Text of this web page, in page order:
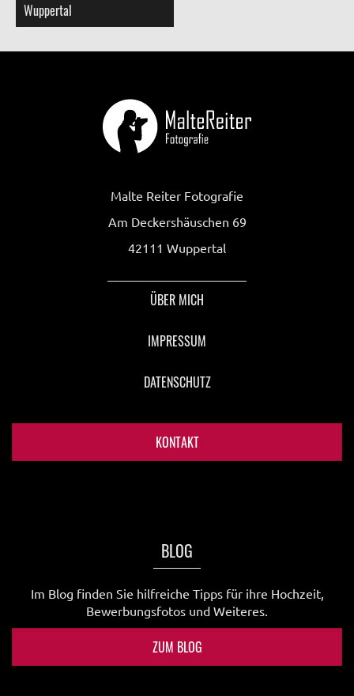
Wuppertal
Malte Reiter Fotografie
Am Deckershäuschen 69
42111 Wuppertal
ÜBER MICH
IMPRESSUM
DATENSCHUTZ
KONTAKT
BLOG
Im Blog finden Sie hilfreiche Tipps für ihre Hochzeit,
Bewerbungsfotos und Weiteres.
ZUM BLOG